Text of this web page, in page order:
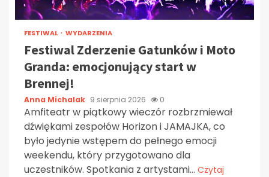
FESTIWAL WYDARZENIA
Festiwal Zderzenie Gatunków i Moto
Granda: emocjonujący start w
Brennej!
Anna Michalak 9 sierpnia 2026 0
Amfiteatr w piątkowy wieczór rozbrzmiewał
dźwiękami zespołów Horizon i JAMAJKA, co
było jedynie wstępem do pełnego emocji
weekendu, który przygotowano dla
uczestników. Spotkania z artystami... Czytaj